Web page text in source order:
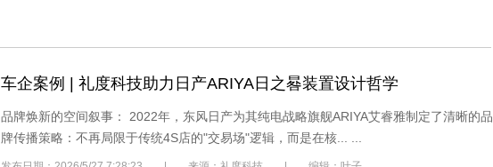
车企案例 | 礼度科技助力日产ARIYA日之晷装置设计哲学
品牌焕新的空间叙事： 2022年，东风日产为其纯电战略旗舰ARIYA艾睿雅制定了清晰的品
牌传播策略：不再局限于传统4S店的"交易场"逻辑，而是在核... ...